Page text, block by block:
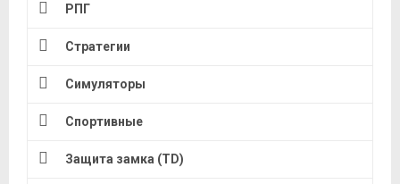
РПГ
Стратегии
Симуляторы
Спортивные
Защита замка (TD)